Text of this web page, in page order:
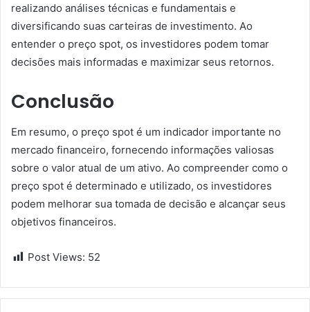
realizando análises técnicas e fundamentais e
diversificando suas carteiras de investimento. Ao
entender o preço spot, os investidores podem tomar
decisões mais informadas e maximizar seus retornos.
Conclusão
Em resumo, o preço spot é um indicador importante no
mercado financeiro, fornecendo informações valiosas
sobre o valor atual de um ativo. Ao compreender como o
preço spot é determinado e utilizado, os investidores
podem melhorar sua tomada de decisão e alcançar seus
objetivos financeiros.
Post Views: 52